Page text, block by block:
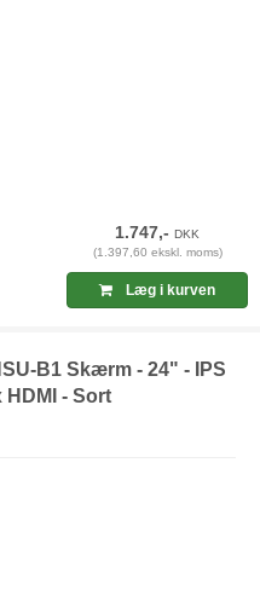
1.747,-DKK
(1.397,60 ekskl. moms)
Læg i kurven
B1 Skærm - 24" - IPS
HDMI - Sort